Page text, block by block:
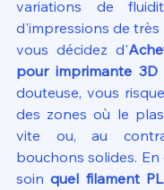
variations de
d'impressions de très
vous décidez d'
pour imprimante 3D
douteuse, vous
des zones où le
vite ou, au
bouchons solides.
soin quel filament